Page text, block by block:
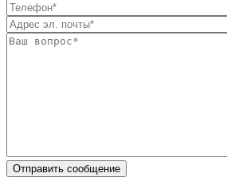
Отправить сообщение